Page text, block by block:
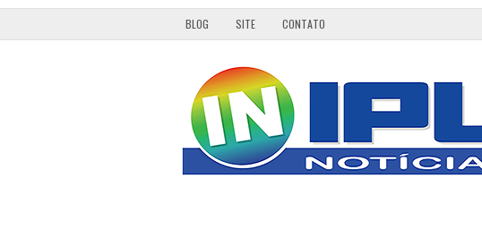
BLOG SITE CONTATO